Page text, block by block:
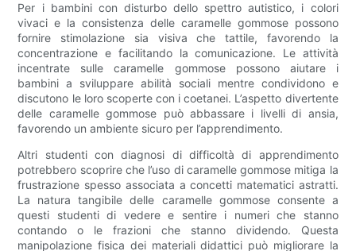
Per i bambini con disturbo dello spettro autistico, i colori
vivaci e la consistenza delle caramelle gommose possono
fornire stimolazione sia visiva che tattile, favorendo la
concentrazione e facilitando la comunicazione. Le attività
incentrate sulle caramelle gommose possono aiutare i
bambini a sviluppare abilità sociali mentre condividono e
discutono le loro scoperte con i coetanei. L’aspetto divertente
delle caramelle gommose può abbassare i livelli di ansia,
favorendo un ambiente sicuro per l’apprendimento.
Altri studenti con diagnosi di difficoltà di apprendimento
potrebbero scoprire che l’uso di caramelle gommose mitiga la
frustrazione spesso associata a concetti matematici astratti.
La natura tangibile delle caramelle gommose consente a
questi studenti di vedere e sentire i numeri che stanno
contando o le frazioni che stanno dividendo. Questa
manipolazione fisica dei materiali didattici può migliorare la